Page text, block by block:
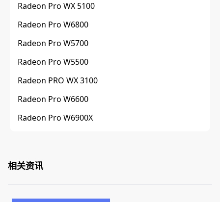
Radeon Pro WX 5100
Radeon Pro W6800
Radeon Pro W5700
Radeon Pro W5500
Radeon PRO WX 3100
Radeon Pro W6600
Radeon Pro W6900X
相关资讯